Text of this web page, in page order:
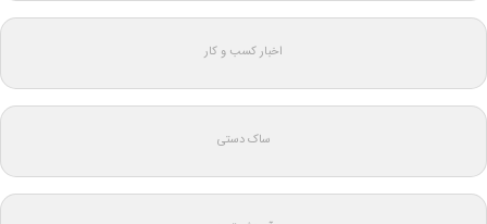
اخبار کسب و کار
ساک دستی